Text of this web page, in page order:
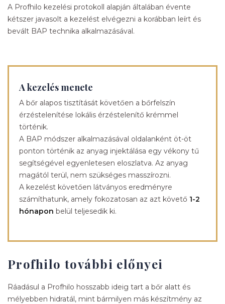
A Profhilo kezelési protokoll alapján általában évente
kétszer javasolt a kezelést elvégezni a korábban leírt és
bevált BAP technika alkalmazásával.
A kezelés menete
A bőr alapos tisztítását követően a bőrfelszín
érzéstelenítése lokális érzéstelenítő krémmel
történik.
A BAP módszer alkalmazásával oldalanként öt-öt
ponton történik az anyag injektálása egy vékony tű
segítségével egyenletesen eloszlatva. Az anyag
magától terül, nem szükséges masszírozni.
A kezelést követően látványos eredményre
számíthatunk, amely fokozatosan az azt követő 1-2
hónapon belül teljesedik ki.
Profhilo további előnyei
Ráadásul a Profhilo hosszabb ideig tart a bőr alatt és
mélyebben hidratál, mint bármilyen más készítmény az